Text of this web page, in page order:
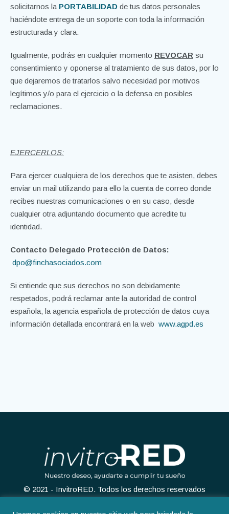
solicitarnos la PORTABILIDAD de tus datos personales
haciéndote entrega de un soporte con toda la información
estructurada y clara.
Igualmente, podrás en cualquier momento REVOCAR su
consentimiento y oponerse al tratamiento de sus datos, por lo
que dejaremos de tratarlos salvo necesidad por motivos
legítimos y/o para el ejercicio o la defensa en posibles
reclamaciones.
EJERCERLOS:
Para ejercer cualquiera de los derechos que te asisten, debes
enviar un mail utilizando para ello la cuenta de correo donde
recibes nuestras comunicaciones o en su caso, desde
cualquier otra adjuntando documento que acredite tu
identidad.
Contacto Delegado Protección de Datos:
dpo@finchasociados.com
Si entiende que sus derechos no son debidamente
respetados, podrá reclamar ante la autoridad de control
española, la agencia española de protección de datos cuya
información detallada encontrará en la web www.agpd.es
© 2021 - InvitroRED. Todos los derechos reservados